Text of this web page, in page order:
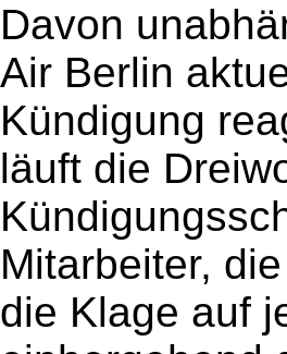
Davon
Air Berlin
Kündigung
läuft die
Mitarbeiter,
die Klage auf